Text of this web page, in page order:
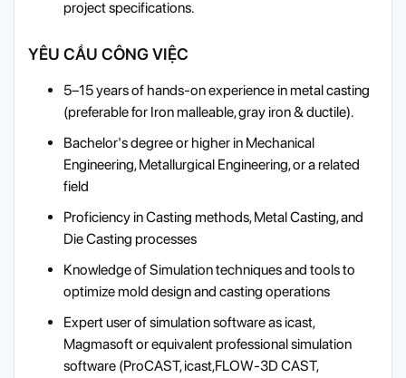
project specifications.
YÊU CẦU CÔNG VIỆC
5–15 years of hands-on experience in metal casting
(preferable for Iron malleable, gray iron & ductile).
Bachelor's degree or higher in Mechanical
Engineering, Metallurgical Engineering, or a related
field
Proficiency in Casting methods, Metal Casting, and
Die Casting processes
Knowledge of Simulation techniques and tools to
optimize mold design and casting operations
Expert user of simulation software as icast,
Magmasoft or equivalent professional simulation
software (ProCAST, icast,FLOW-3D CAST,